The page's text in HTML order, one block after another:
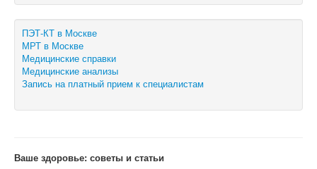
ПЭТ-КТ в Москве
МРТ в Москве
Медицинские справки
Медицинские анализы
Запись на платный прием к специалистам
Ваше здоровье: советы и статьи